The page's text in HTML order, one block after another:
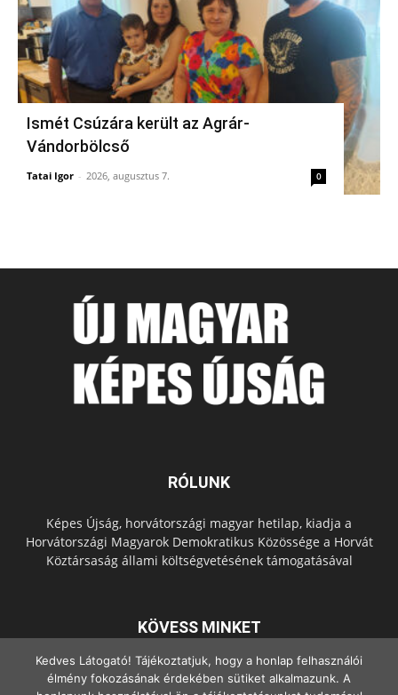
Ismét Csúzára került az Agrár-
Vándorbölcső
Tatai Igor - 2026, augusztus 7. 0
RÓLUNK
Képes Újság, horvátországi magyar hetilap, kiadja a
Horvátországi Magyarok Demokratikus Közössége a Horvát
Köztársaság állami költségvetésének támogatásával
KÖVESS MINKET
Kedves Látogató! Tájékoztatjuk, hogy a honlap felhasználói
élmény fokozásának érdekében sütiket alkalmazunk. A